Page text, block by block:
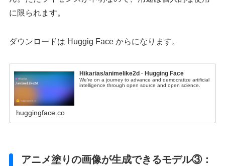
に限られます。
ダウンロードは Huggig Face からになります。
Hikarias/animelike2d · Hugging Face
We’re on a journey to advance and democratize artificial
intelligence through open source and open science.
huggingface.co
アニメ塗りの画像が生成できるモデル③：